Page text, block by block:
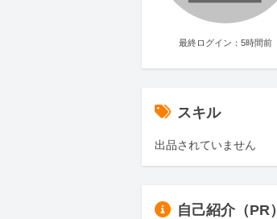
最終ログイン：5時間前
スキル
出品されていません
自己紹介（PR）